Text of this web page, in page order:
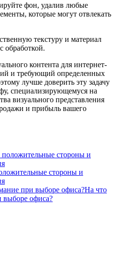
фон, удалив любые
которые могут отвлекать
текстуру и материал
обработкой.
контента для интернет-
и требующий определенных
лучше доверить эту задачу
специализирующемуся на
визуального представления
и прибыль вашего
стороны и
На что
выборе офиса?